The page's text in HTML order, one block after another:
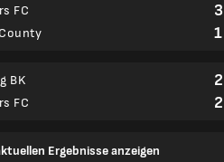
FC
3
1
BK
FC
2
2
Ergebnisse anzeigen